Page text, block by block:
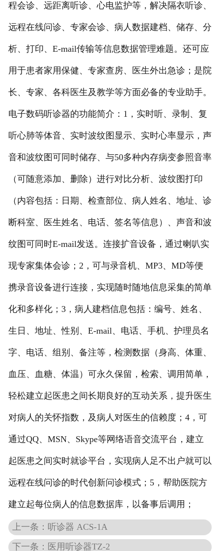
程会诊、远距离听诊、心电监护等，解决隔衣听诊、
远程在线问诊、专家会诊、病人数据建档、储存、分
析、打印、E-mail传输等信息数据管理难题。还可应
用于患者家用保健、专家查房、医生外出急诊；是院
长、专家、各科医生及教学等方面必备的专业助手。
电子数码听诊器的功能简介：1，实时听、录制、复
听心肺等体音、实时波纹图显示、实时心率显示，声
音和波纹图可同时储存、与50多种内存病变参照音率
（可随意添加、删除）进行对比分析、波纹图打印
（内容包括：日期、检查部位、病人姓名、地址、诊
断科室、医生姓名、电话、签名等信息）、声音和波
纹图可同时E-mail发送。连接扩音设备，通过喇叭实
现专家集体会诊；2，可与录音机、MP3、MD等便
携录音设备进行连接，实现随时随地信息采集的简单
化和多样化；3，病人建档信息包括：编号、姓名、
生日、地址、性别、E-mail、电话、手机、护理员名
字、电话、组别、备注等，检测数据（身高、体重、
血压、血糖、体温）可永久保留，检索、调用简单，
轻松建立起医患之间长期良好的互动关系，提升医生
对病人的关怀指数，及病人对医生的信赖度；4，可
通过QQ、MSN、Skype等网络语音交流平台，建立
起医患之间实时就诊平台，实现病人足不出户就可以
远程在线问诊的时代创新问诊模式；5，帮助医院方
建立起每位病人的信息数据库，以备事后调用；
上一条：听诊器 ACS-1A
下一条：医用听诊器TZ-2